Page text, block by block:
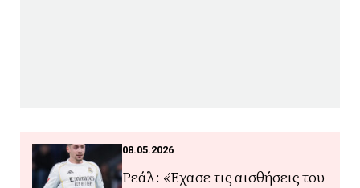
08.05.2026
Ρεάλ: «Έχασε τις αισθήσεις του